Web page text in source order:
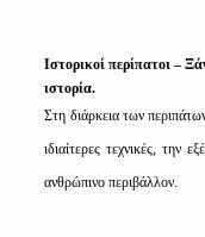
Ιστορικοί περίπατοι –
ιστορία.
Στη διάρκεια των
ιδιαίτερες τεχνικές, την
ανθρώπινο περιβάλλον.